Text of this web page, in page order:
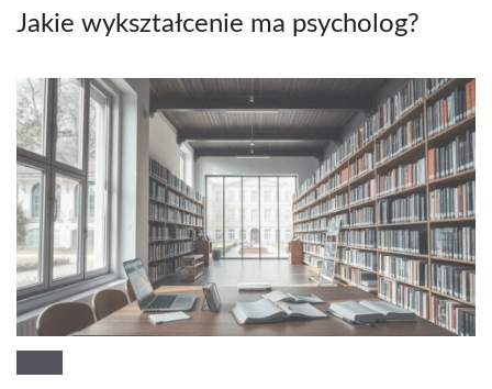
Jakie wykształcenie ma psycholog?